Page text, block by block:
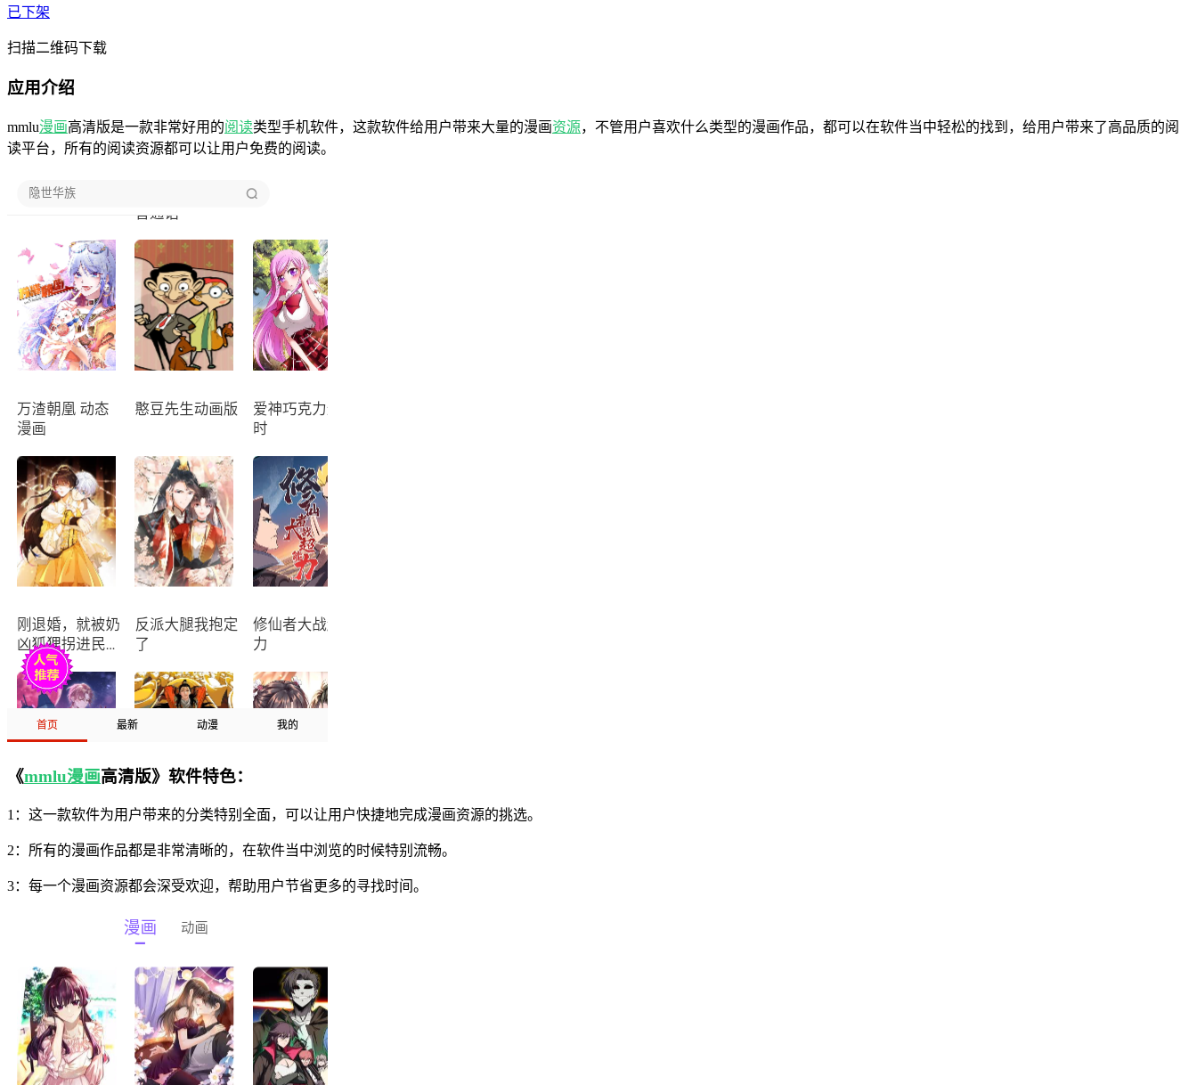
已下架
扫描二维码下载
应用介绍
mmlu漫画高清版是一款非常好用的阅读类型手机软件，这款软件给用户带来大量的漫画资源，不管用户喜欢什么类型的漫画作品，都可以在软件当中轻松的找到，给用户带来了高品质的阅
读平台，所有的阅读资源都可以让用户免费的阅读。
《mmlu漫画高清版》软件特色：
1：这一款软件为用户带来的分类特别全面，可以让用户快捷地完成漫画资源的挑选。
2：所有的漫画作品都是非常清晰的，在软件当中浏览的时候特别流畅。
3：每一个漫画资源都会深受欢迎，帮助用户节省更多的寻找时间。